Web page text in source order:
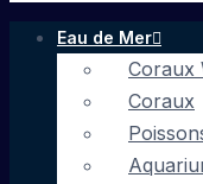
Eau de Mer
Coraux
Coraux